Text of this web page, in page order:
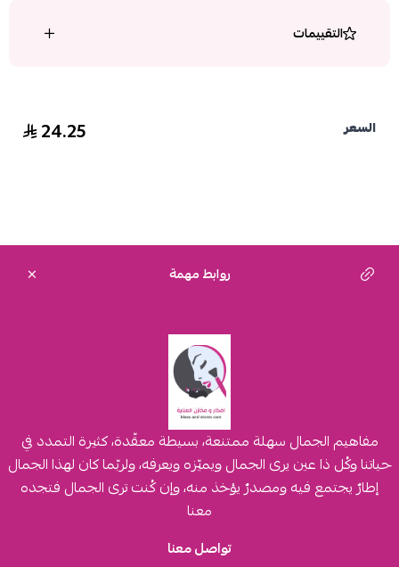
التقييمات
السعر 24.25
روابط مهمة
مفاهيم الجمال سهلة ممتنعة، بسيطة معقّدة، كثيرة التمدد في
حياتنا وكُل ذا عين يرى الجمال ويميّزه ويعرفه، ولربّما كان لهذا الجمال
إطارٌ يجتمع فيه ومصدرٌ يؤخذ منه، وإن كُنت ترى الجمال فتجده
معنا
تواصل معنا